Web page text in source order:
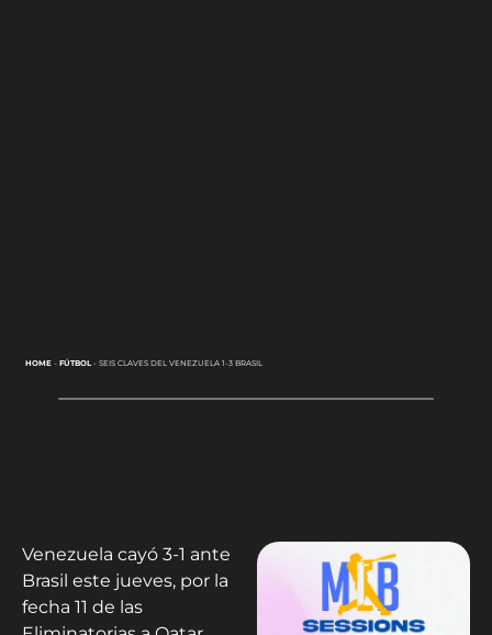
HOME- FÚTBOL- SEIS CLAVES DEL VENEZUELA 1-3 BRASIL
Venezuela cayó 3-1 ante
Brasil este jueves, por la
fecha 11 de las